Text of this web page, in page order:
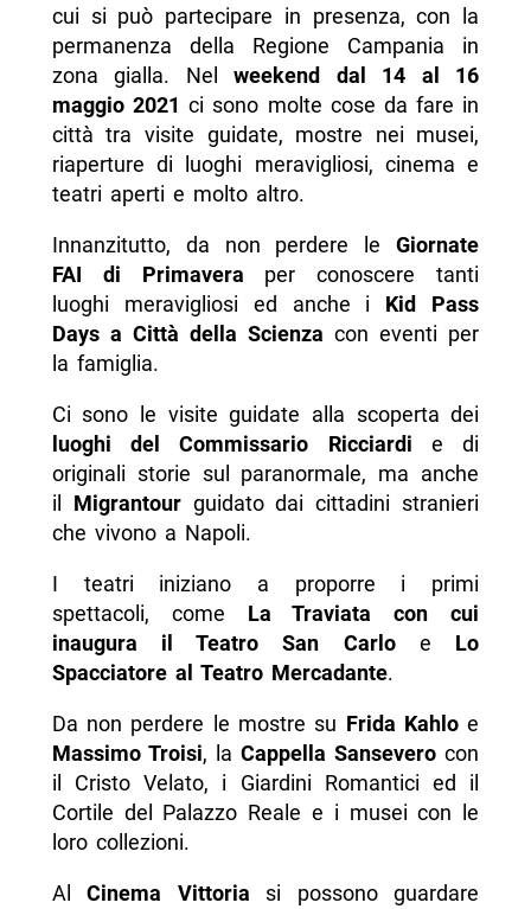
cui si può partecipare in presenza, con la
permanenza della Regione Campania in
zona gialla. Nelweekend dal 14 al 16
maggio 2021 ci sono molte cose da fare in
città tra visite guidate, mostre nei musei,
riaperture di luoghi meravigliosi, cinema e
teatri aperti e molto altro.
Innanzitutto, da non perdere leGiornate
FAI di Primavera per conoscere tanti
luoghi meravigliosi ed anche i Kid Pass
Days a Città della Scienza con eventi per
la famiglia.
Ci sono le visite guidate alla scoperta dei
luoghi del Commissario Ricciardi e di
originali storie sul paranormale, ma anche
il Migrantourguidato dai cittadini stranieri
che vivono a Napoli.
I teatri iniziano a proporre i primi
spettacoli, come La Traviata con cui
inaugura il Teatro San Carloe Lo
Spacciatore al Teatro Mercadante.
Da non perdere le mostre su Frida Kahloe
Massimo Troisi, laCappella Sansevero con
il Cristo Velato, i Giardini Romantici ed il
Cortile del Palazzo Reale e i musei con le
loro collezioni.
AlCinema Vittoria si possono guardare